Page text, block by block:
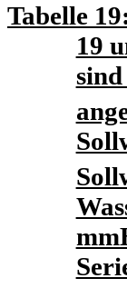
Tabelle 19:
19
Die